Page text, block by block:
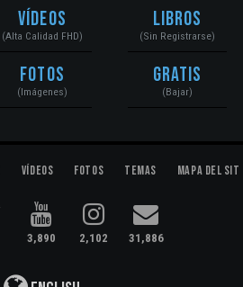
Vídeos
(Alta Calidad FHD)
Fotos
(Imágenes)
Libros
(Sin Registrarse)
Gratis
(Bajar)
Vídeos Fotos Temas Mapa del
3,890 2,102 31,886